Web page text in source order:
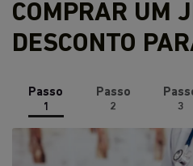
COMPRAR UM
DESCONTO
Passo
1
Passo
2
3